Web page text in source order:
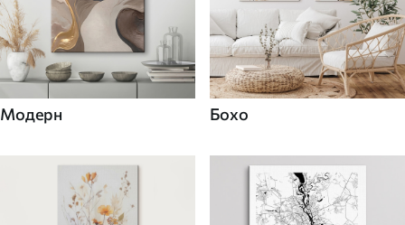
Модерн Бохо